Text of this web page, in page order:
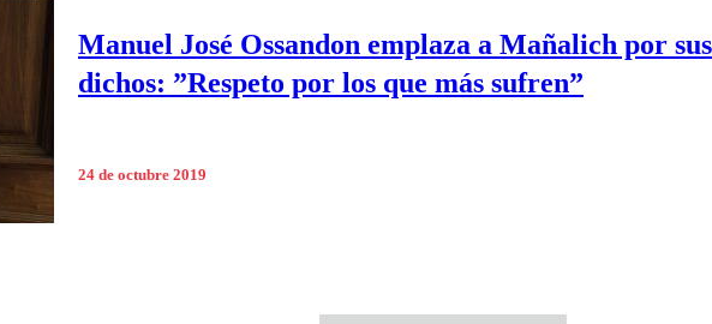
Manuel José Ossandon emplaza a Mañalich por sus
dichos: ”Respeto por los que más sufren”
24 de octubre 2019